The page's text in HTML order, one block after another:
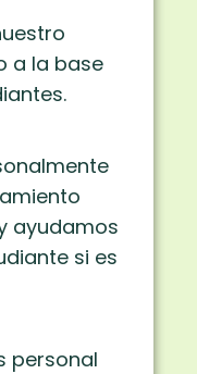
a la base
ayudamos
si es
personal